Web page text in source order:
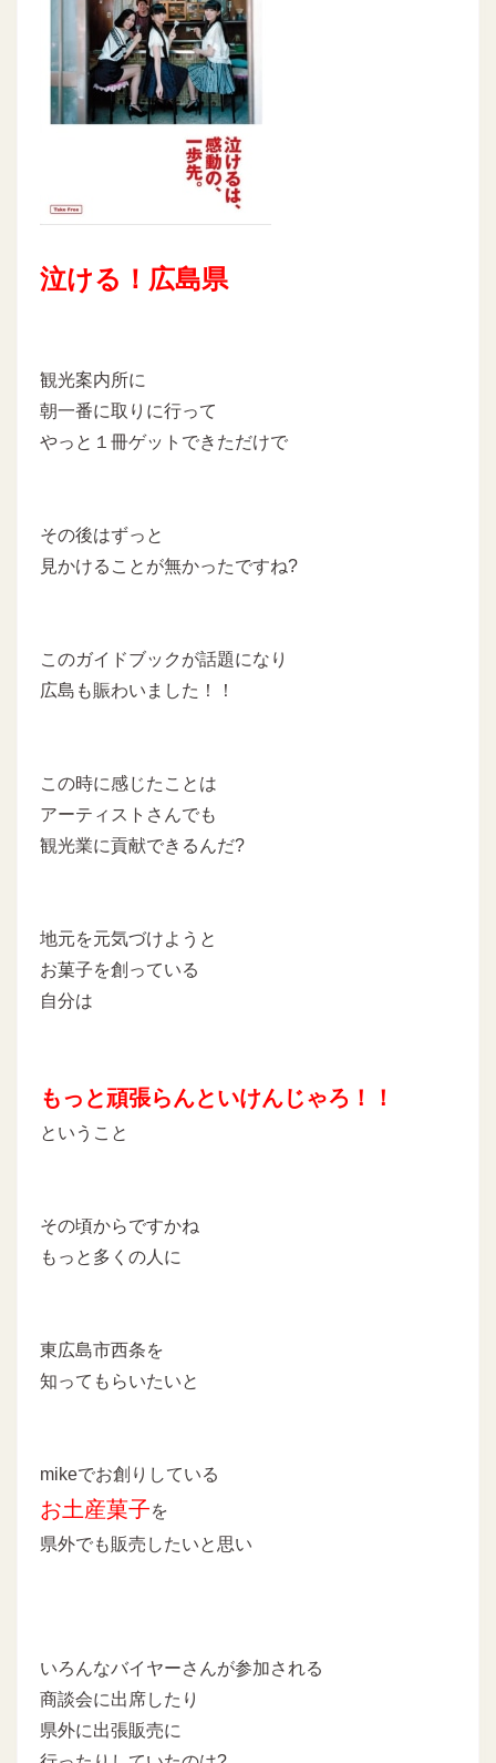
泣ける！広島県
観光案内所に
朝一番に取りに行って
やっと１冊ゲットできただけで
その後はずっと
見かけることが無かったですね?
このガイドブックが話題になり
広島も賑わいました！！
この時に感じたことは
アーティストさんでも
観光業に貢献できるんだ?
地元を元気づけようと
お菓子を創っている
自分は
もっと頑張らんといけんじゃろ！！
ということ
その頃からですかね
もっと多くの人に
東広島市西条を
知ってもらいたいと
mikeでお創りしている
お土産菓子を
県外でも販売したいと思い
いろんなバイヤーさんが参加される
商談会に出席したり
県外に出張販売に